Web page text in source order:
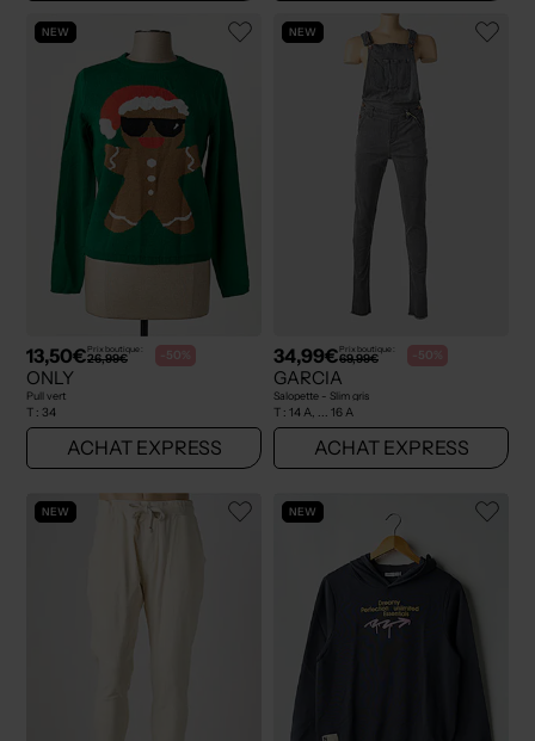
NEW
13,50€Prix boutique :
26,99€ -50%
ONLY
Pull vert
T : 34
ACHAT EXPRESS
NEW
34,99€Prix boutique :
69,99€ -50%
GARCIA
Salopette - Slim gris
T : 14 A, ... 16 A
ACHAT EXPRESS
NEW NEW